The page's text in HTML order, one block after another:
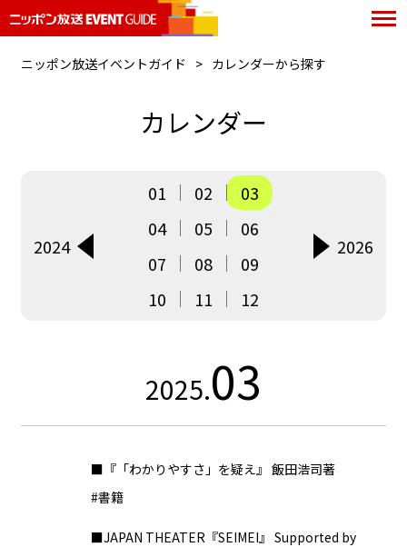
ニッポン放送イベントガイド カレンダーから探す
カレンダー
2024
01 02
03
04
05
06
07
08
09
10
11 12
2026
2025.03
■『「わかりやすさ」を疑え』 飯田浩司著
#書籍
■JAPAN THEATER『SEIMEI』 Supported by